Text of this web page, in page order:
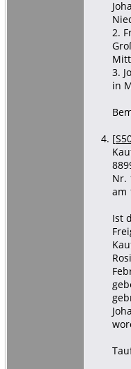
2.
3.
in
[
Nr.
am
Ist